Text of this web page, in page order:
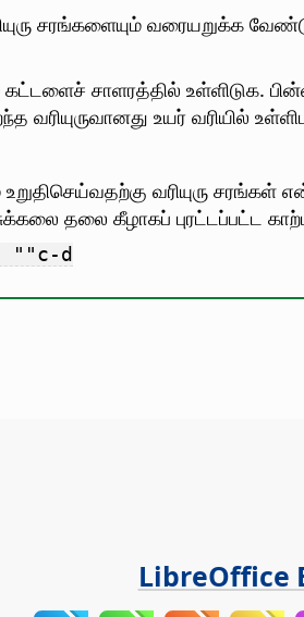
சரங்களையும் வரையறுக்க
சாளரத்தில் உள்ளிடுக.
உயர் வரியில்
வரியுரு
தலை கீழாகப் புரட்டப்பட்ட
""c-d
LibreOffice